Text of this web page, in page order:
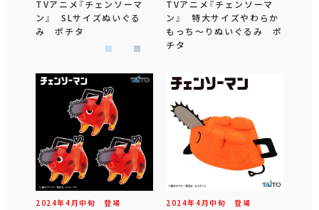
TVアニメ『チェンソーマ
ン』 SLサイズぬいぐる
み ポチタ
TVアニメ『チェンソーマ
ン』 特大サイズやわらか
もっち～りぬいぐるみ ポ
チタ
2024年4 月中旬 登場 2024年4 月中旬 登場